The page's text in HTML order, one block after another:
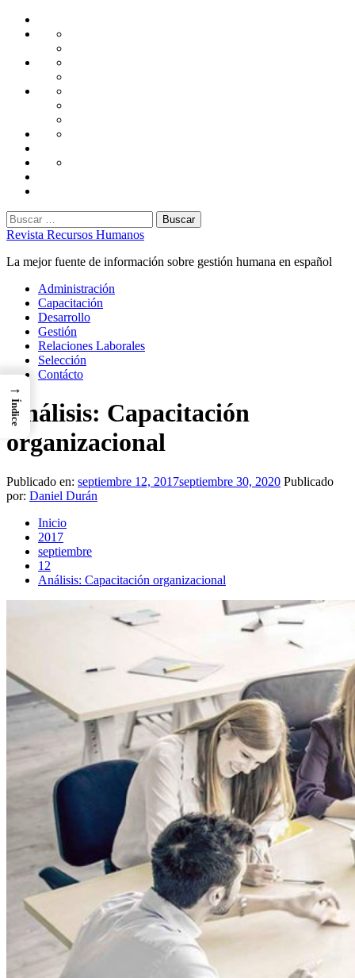
Saltar
Administración
Capacitación
Desarrollo
Gestión
Laborales
Selección
Buscar:
Revista Recursos Humanos
La mejor fuente de información sobre gestión humana en español
Menú
principal
Administración
Capacitación
Desarrollo
Gestión
Relaciones Laborales
Selección
Contácto
Análisis: Capacitación
organizacional
Publicado en: septiembre 12, 2017septiembre 30, 2020 Publicado
por: Daniel Durán
Inicio
2017
septiembre
12
Análisis: Capacitación organizacional
→
Índice